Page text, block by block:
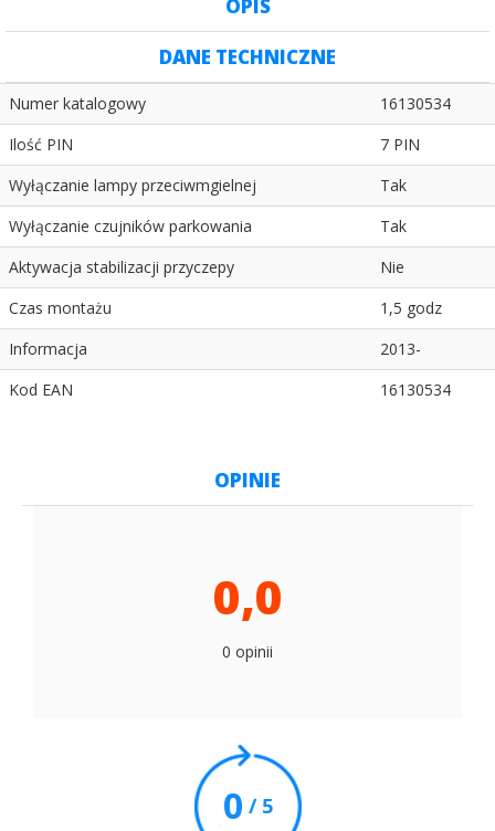
OPIS
DANE TECHNICZNE
Numer katalogowy
16130534
Ilość PIN
7 PIN
Wyłączanie lampy przeciwmgielnej
Tak
Wyłączanie czujników parkowania
Tak
Aktywacja stabilizacji przyczepy
Nie
Czas montażu
1,5 godz
Informacja
2013-
Kod EAN
16130534
OPINIE
0,0
0 opinii
0 / 5